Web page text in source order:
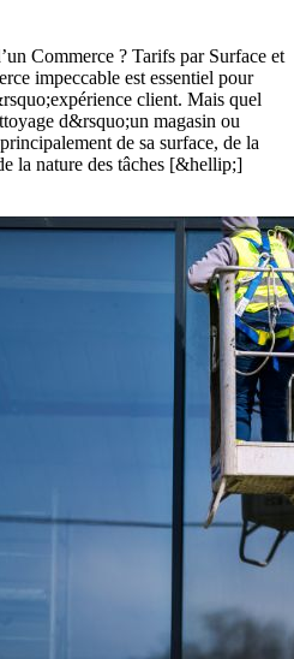
Commerce ? Tarifs par Surface et
impeccable est essentiel pour
client. Mais quel
d&rsquo;un magasin ou
de sa surface, de la
la nature des tâches [&hellip;]